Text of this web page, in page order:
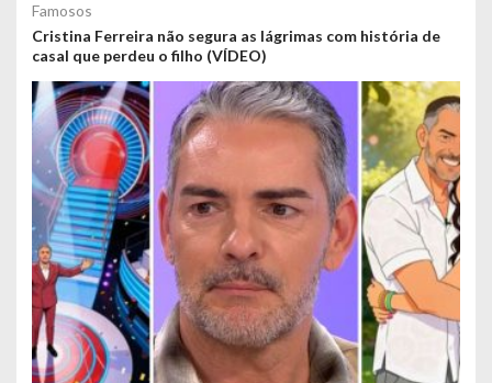
Famosos
Cristina Ferreira não segura as lágrimas com história de
casal que perdeu o filho (VÍDEO)